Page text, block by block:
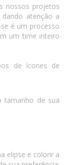
nossos projetos
atenção a
é um processo
um time inteiro
de ícones de
tamanho de sua
elipse e colorir a